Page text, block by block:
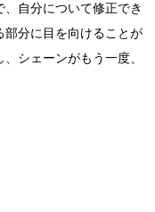
、自分について修正でき
部分に目を向けることが
シェーンがもう一度、